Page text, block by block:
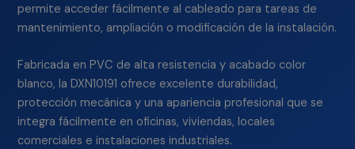
permite acceder fácilmente al cableado para tareas de
mantenimiento, ampliación o modificación de la instalación.
Fabricada en PVC de alta resistencia y acabado color
blanco, la DXN10191 ofrece excelente durabilidad,
protección mecánica y una apariencia profesional que se
integra fácilmente en oficinas, viviendas, locales
comerciales e instalaciones industriales.